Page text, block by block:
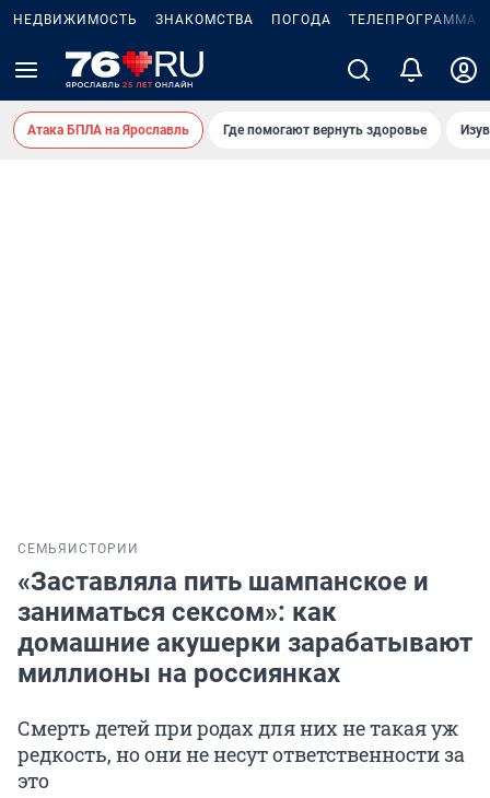
НЕДВИЖИМОСТЬ ЗНАКОМСТВА ПОГОДА ТЕЛЕПРОГРАММА
Атака БПЛА на Ярославль Где помогают вернуть здоровье
СЕМЬЯ ИСТОРИИ
«Заставляла пить шампанское и
заниматься сексом»: как
домашние акушерки зарабатывают
миллионы на россиянках
Смерть детей при родах для них не такая уж
редкость, но они не несут ответственности за
это